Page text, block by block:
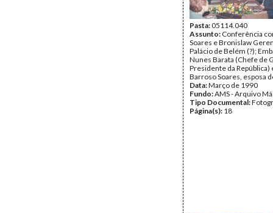
Pasta:05114.040
Assunto: Conferência
Soares e Bronislaw
Palácio de Belém (?);
Nunes Barata (Chefe de
Presidente da República)
Barroso Soares, esposa
Data:Março de 1990
Fundo:AMS - Arquivo
Tipo Documental:
Página(s): 18